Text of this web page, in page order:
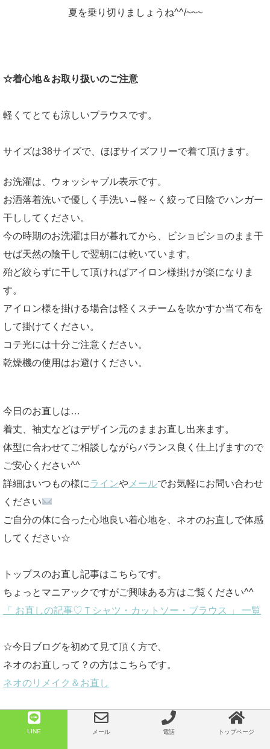
夏を乗り切りましょうね^^/~~~
☆着心地＆お取り扱いのご注意
軽くてとても涼しいブラウスです。
サイズは38サイズで、ほぼサイズフリーで着て頂けます。
お洗濯は、ウォッシャブル表示です。
お洒落着洗いで優しく手洗い→軽～く絞って日陰でハンガー
干ししてください。
今の時期のお洗濯は日が暮れてから、ビショビショのまま干
せば天然の陰干しで翌朝には乾いています。
殆ど絞らずに干して頂ければアイロン様掛けが楽になりま
す。
アイロン様を掛ける場合は軽くスチームを吹かすか当て布を
して掛けてください。
コテ光には十分ご注意ください。
乾燥機の使用はお避けください。
今日のお直しは…
着丈、袖丈などはデザイン元のままお直し出来ます。
体型に合わせてご相談しながらバランス良く仕上げますので
ご安心ください^^
詳細はいつもの様に ラインや メールでお気軽にお問い合わせ
ください
ご自分の体に合った心地良い着心地を、ネオのお直しで体感
してください☆
トップスのお直し記事はこちらです。
ちょっとマニアックですがご興味ある方はご覧ください^^
「 お直しの記事♡Ｔシャツ・カットソー・ブラウス 」 一覧
☆今日ブログを初めて見て頂く方で、
ネオのお直しって？の方はこちらです。
ネオのリメイク＆お直し
LINE メール 電話 トップページ